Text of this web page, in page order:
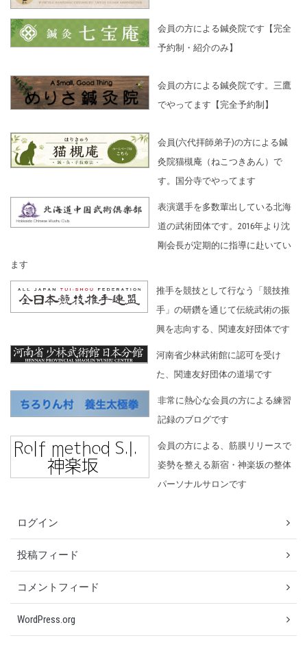
会員の方による鍼灸院です【完全
予約制・紹介のみ】
会員の方による鍼灸院です。三鷹
でやってます【完全予約制】
会員(六代拝師弟子)の方による鍼
灸院猫槻庵（ねこつきあん）で
す。国分寺でやってます
表演選手を多数輩出している北海
道の武術団体です。2016年より沈
剛会長が定期的に指導に赴いてい
ます
推手を競技として行なう「競技推
手」の研鑽を通じて伝統武術の振
興を志向する、関連友好団体です
河南省少林武術館に認可を受け
た、関連友好団体の道場です
非常に熱心な会員の方による練習
記録のブログです
会員の方による、筋膜リリースで
姿勢を整える新宿・神楽坂の整体
パーソナルサロンです
ログイン
投稿フィード
コメントフィード
WordPress.org